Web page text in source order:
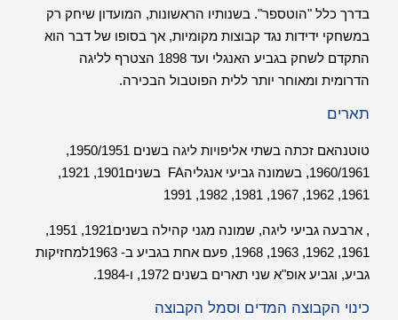
בדרך כלל "הוטספר". בשנותיו הראשונות, המועדון שיחק רק
במשחקי ידידות נגד קבוצות מקומיות, אך בסופו של דבר הוא
התקדם לשחק בגביע האנגלי ועד 1898 הצטרף לליגה
הדרומית ומאוחר יותר ללית הפוטבול הבכירה.
תארים
טוטנהאם זכתה בשתי אליפויות ליגה בשנים 1950/1951,
1960/1961, בשמונה גביעי אנגליהFA בשנים1901, 1921,
1961, 1962, 1967, 1981, 1982, 1991
, ארבעה גביעי ליגה, שמונה מגני קהילה בשנים1921, 1951,
1961, 1962, 1963, 1968, פעם אחת בגביע ב- 1963למחזיקות
גביע, וגביע אופ"א שני תארים בשנים 1972, ו-1984.
כינוי הקבוצה המדים וסמל הקבוצה